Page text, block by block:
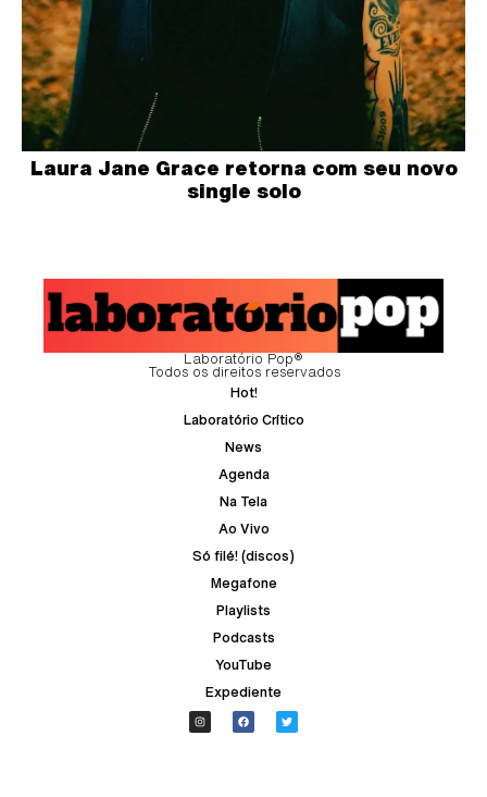
Laura Jane Grace retorna com seu novo
single solo
Laboratório Pop®
Todos os direitos reservados
Hot!
Laboratório Crítico
News
Agenda
Na Tela
Ao Vivo
Só filé! (discos)
Megafone
Playlists
Podcasts
YouTube
Expediente